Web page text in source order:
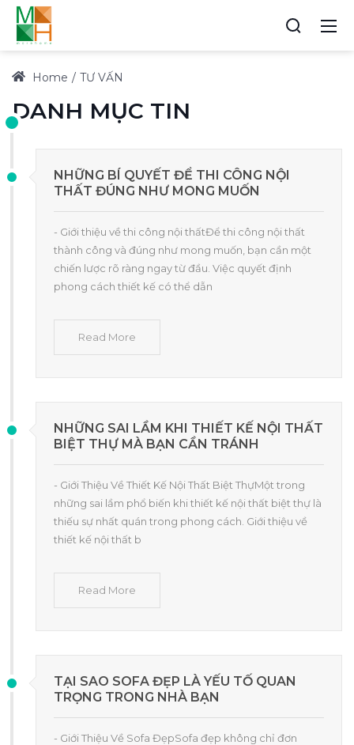
Home TƯ VẤN
DANH MỤC TIN
NHỮNG BÍ QUYẾT ĐỂ THI CÔNG NỘI
THẤT ĐÚNG NHƯ MONG MUỐN
- Giới thiệu về thi công nội thấtĐể thi công nội thất
thành công và đúng như mong muốn, bạn cần một
chiến lược rõ ràng ngay từ đầu. Việc quyết định
phong cách thiết kế có thể dẫn
Read More
NHỮNG SAI LẦM KHI THIẾT KẾ NỘI THẤT
BIỆT THỰ MÀ BẠN CẦN TRÁNH
- Giới Thiệu Về Thiết Kế Nội Thất Biệt ThựMột trong
những sai lầm phổ biến khi thiết kế nội thất biệt thự là
thiếu sự nhất quán trong phong cách. Giới thiệu về
thiết kế nội thất b
Read More
TẠI SAO SOFA ĐẸP LÀ YẾU TỐ QUAN
TRỌNG TRONG NHÀ BẠN
- Giới Thiệu Về Sofa ĐẹpSofa đẹp không chỉ đơn